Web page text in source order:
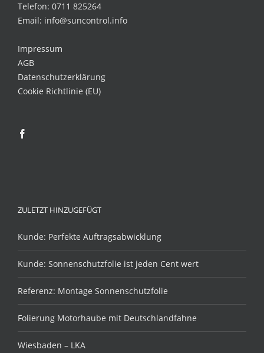
Telefon: 0711 825264
Email: info@suncontrol.info
Impressum
AGB
Datenschutzerklärung
Cookie Richtlinie (EU)
ZULETZT HINZUGEFÜGT
Kunde: Perfekte Auftragsabwicklung
Kunde: Sonnenschutzfolie ist jeden Cent wert
Referenz: Montage Sonnenschutzfolie
Folierung Motorhaube mit Deutschlandfahne
Wiesbaden – LKA